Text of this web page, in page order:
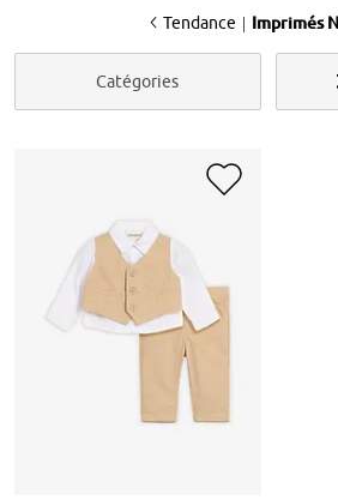
<Tendance | Imprimés
Catégories